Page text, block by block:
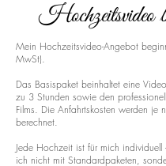
Hochzeitsvideo
Mein Hochzeitsvideo-Angebot
MwSt).
Das Basispaket beinhaltet eine
zu 3 Stunden sowie den
Films. Die Anfahrtskosten werden je
berechnet.
Jede Hochzeit ist für mich
ich nicht mit Standardpaketen,